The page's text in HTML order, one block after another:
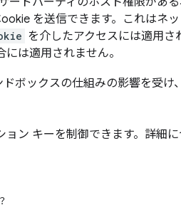
を送信できます。これはネ
を介したアクセスには適用さ
は適用されません。
ボックスの仕組みの影響を受け、
ン キーを制御できます。詳細に